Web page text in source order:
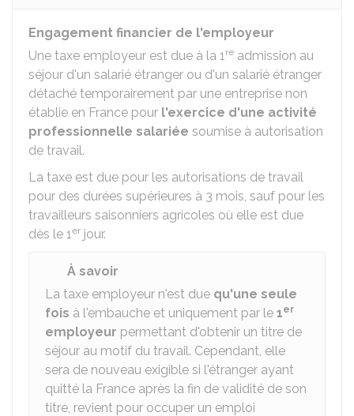
Engagement financier de l'employeur
Une taxe employeur est due à la 1re admission au
séjour d'un salarié étranger ou d'un salarié étranger
détaché temporairement par une entreprise non
établie en France pour l'exercice d'une activité
professionnelle salariée soumise à autorisation
de travail.
La taxe est due pour les autorisations de travail
pour des durées supérieures à 3 mois, sauf pour les
travailleurs saisonniers agricoles où elle est due
dès le 1er jour.
À savoir
La taxe employeur n'est due qu'une seule
fois à l'embauche et uniquement par le 1er
employeur permettant d'obtenir un titre de
séjour au motif du travail. Cependant, elle
sera de nouveau exigible si l'étranger ayant
quitté la France après la fin de validité de son
titre, revient pour occuper un emploi